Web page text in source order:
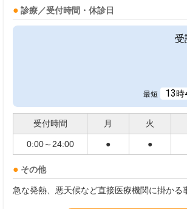
診療／受付時間・休診日
受
最短 13時
受付時間 月 火
0:00～24:00 ● ●
その他
急な発熱、悪天候など直接医療機関に掛か